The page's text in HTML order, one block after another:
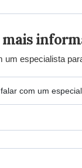
um especialista
com um